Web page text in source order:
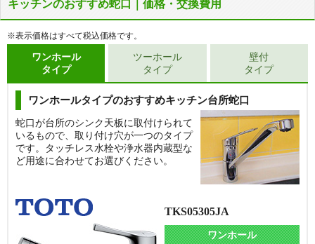
キッチンのおすすめ蛇口｜価格・交換費用
※表示価格はすべて税込価格です。
ワンホール
タイプ
ワンホールタイプのおすすめキッチン台所蛇口
蛇口が台所のシンク天板に取付けられて
いるもので、取り付け穴が一つのタイプ
です。タッチレス水栓や浄水器内蔵型な
ど用途に合わせてお選びください。
TKS05305JA
ワンホール
ツーホール
タイプ
壁付
タイプ